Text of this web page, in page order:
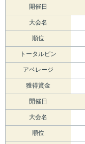
開催日
大会名
順位
トータルピン
アベレージ
獲得賞金
開催日
大会名
順位